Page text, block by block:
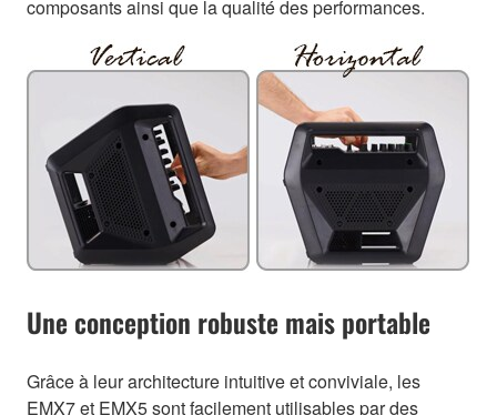
composants ainsi que la qualité des performances.
Une conception robuste mais portable
Grâce à leur architecture intuitive et conviviale, les
EMX7 et EMX5 sont facilement utilisables par des